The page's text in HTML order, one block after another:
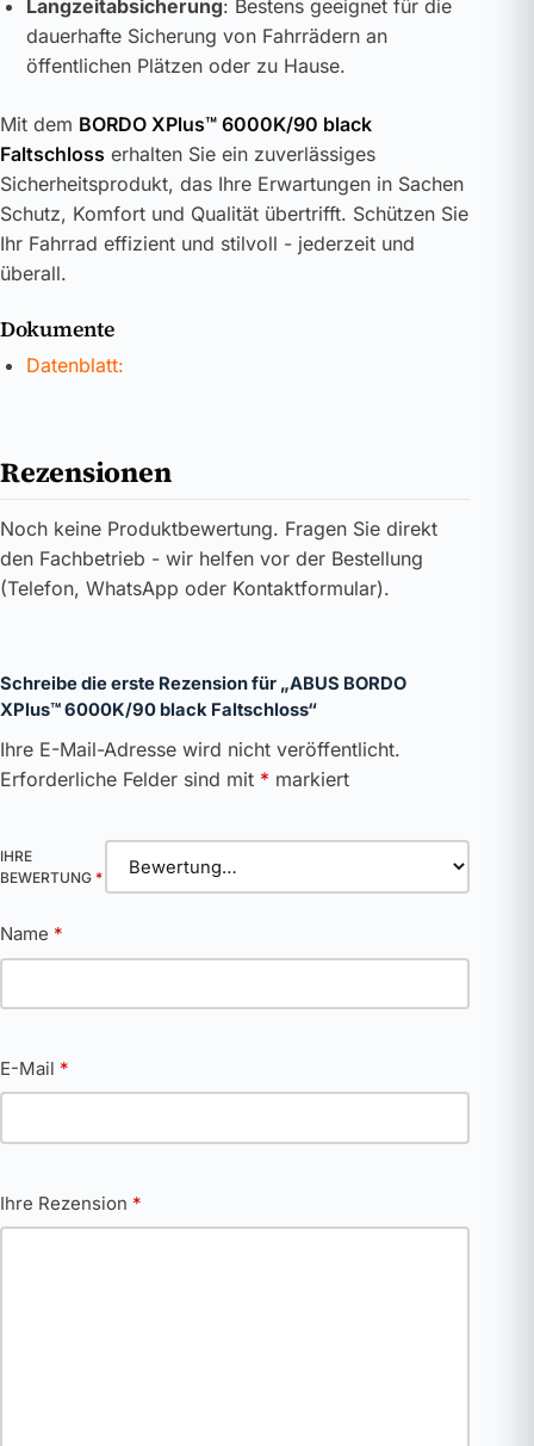
Langzeitabsicherung: Bestens geeignet für die
dauerhafte Sicherung von Fahrrädern an
öffentlichen Plätzen oder zu Hause.
Mit dem BORDO XPlus™ 6000K/90 black
Faltschloss erhalten Sie ein zuverlässiges
Sicherheitsprodukt, das Ihre Erwartungen in Sachen
Schutz, Komfort und Qualität übertrifft. Schützen Sie
Ihr Fahrrad effizient und stilvoll - jederzeit und
überall.
Dokumente
Datenblatt:
Rezensionen
Noch keine Produktbewertung. Fragen Sie direkt
den Fachbetrieb - wir helfen vor der Bestellung
(Telefon, WhatsApp oder Kontaktformular).
Schreibe die erste Rezension für „ABUS BORDO
XPlus™ 6000K/90 black Faltschloss“
Ihre E-Mail-Adresse wird nicht veröffentlicht.
Erforderliche Felder sind mit * markiert
IHRE
BEWERTUNG *
Name *
E-Mail *
Ihre Rezension *